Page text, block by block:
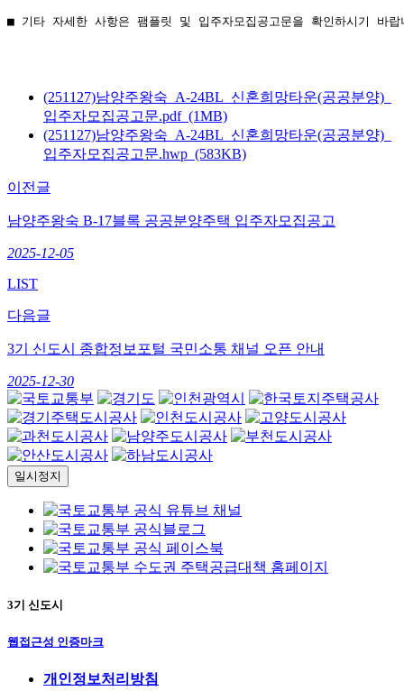
■ 기타 자세한 사항은 팸플릿 및 입주자모집공고문을 확인하시기 바
(251127)남양주왕숙_A-24BL_신혼희망타운(공공분양)_
입주자모집공고문.pdf (1MB)
(251127)남양주왕숙_A-24BL_신혼희망타운(공공분양)_
입주자모집공고문.hwp (583KB)
이전글
남양주왕숙 B-17블록 공공분양주택 입주자모집공고
2025-12-05
LIST
다음글
3기 신도시 종합정보포털 국민소통 채널 오픈 안내
2025-12-30
일시정지
3기 신도시
웹접근성 인증마크
개인정보처리방침